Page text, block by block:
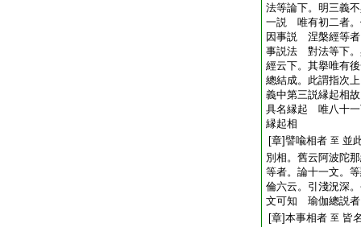
法等論下。明三義
一説 唯有初二者。
因事説 涅槃經等者
事説法 對法等下
經云下。其擧唯有
總結成。此謂指次
義中第三説縁起相
具名縁起 唯八十一
縁起相
[章]譬喩相者 至 並
別相。舊云阿波陀
等者。論十一文。
倫六云。引淺況深
文可知 瑜伽總説者
[章]本事相者 至 皆